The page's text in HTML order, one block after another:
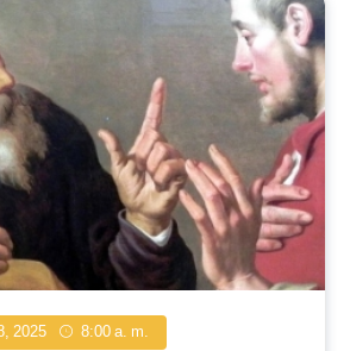
2025 8:00 a. m.